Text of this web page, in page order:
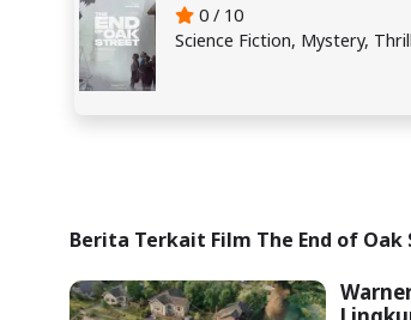
0 / 10
Science Fiction, Mystery,
Berita Terkait Film The End of Oak